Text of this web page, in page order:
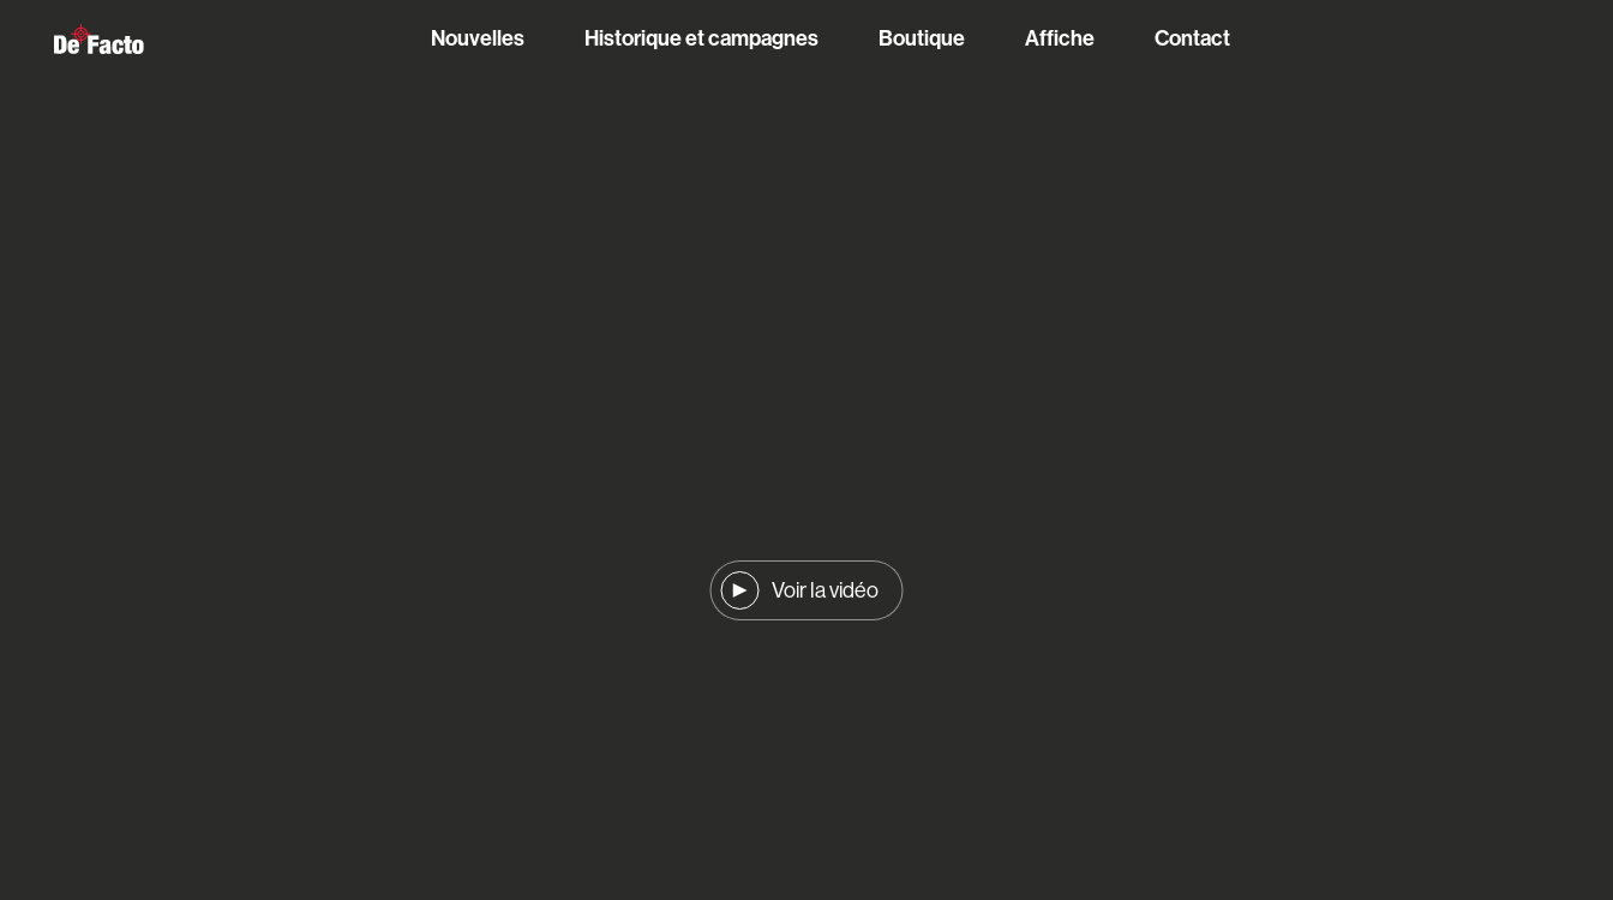
Nouvelles Historique et campagnes Boutique Affiche Contact
Voir la vidéo